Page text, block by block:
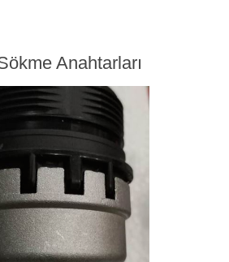
Anahtarları